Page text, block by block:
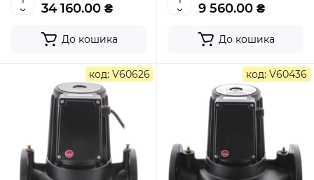
34 160.00 ₴
До кошика
9 560.00 ₴
До кошика
код: V60626 код: V60436